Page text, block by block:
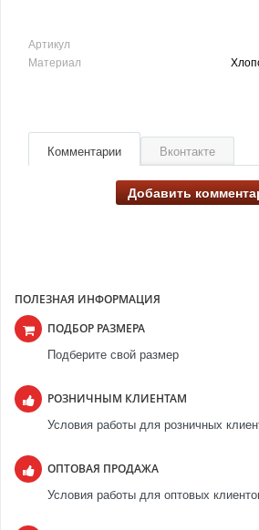
Артикул
Материал
Комментарии Вконтакте
Добавить
ПОЛЕЗНАЯ ИНФОРМАЦИЯ
ПОДБОР РАЗМЕРА
Подберите свой размер
РОЗНИЧНЫМ КЛИЕНТАМ
Условия работы для розничных
ОПТОВАЯ ПРОДАЖА
Условия работы для оптовых